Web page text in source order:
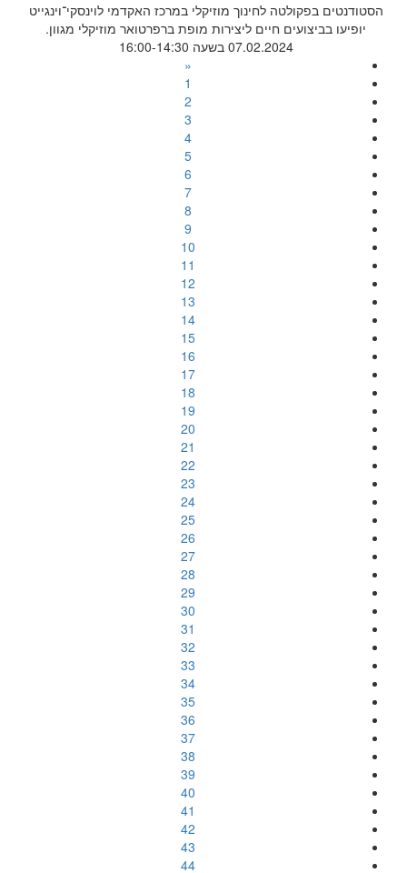
הסטודנטים בפקולטה לחינוך מוזיקלי במרכז האקדמי לוינסקי־וינגייט
יופיעו בביצועים חיים ליצירות מופת ברפרטואר מוזיקלי מגוון.
07.02.2024 בשעה 16:00-14:30
«
1
2
3
4
5
6
7
8
9
10
11
12
13
14
15
16
17
18
19
20
21
22
23
24
25
26
27
28
29
30
31
32
33
34
35
36
37
38
39
40
41
42
43
44